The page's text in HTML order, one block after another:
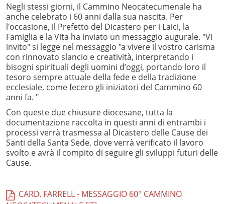
Negli stessi giorni, il Cammino Neocatecumenale ha
anche celebrato i 60 anni dalla sua nascita. Per
l'occasione, il Prefetto del Dicastero per i Laici, la
Famiglia e la Vita ha inviato un messaggio augurale. "Vi
invito" si legge nel messaggio "a vivere il vostro carisma
con rinnovato slancio e creatività, interpretando i
bisogni spirituali degli uomini d’oggi, portando loro il
tesoro sempre attuale della fede e della tradizione
ecclesiale, come fecero gli iniziatori del Cammino 60
anni fa. "
Con queste due chiusure diocesane, tutta la
documentazione raccolta in questi anni di entrambi i
processi verrà trasmessa al Dicastero delle Cause dei
Santi della Santa Sede, dove verrà verificato il lavoro
svolto e avrà il compito di seguire gli sviluppi futuri delle
Cause.
CARD. FARRELL - MESSAGGIO 60° CAMMINO